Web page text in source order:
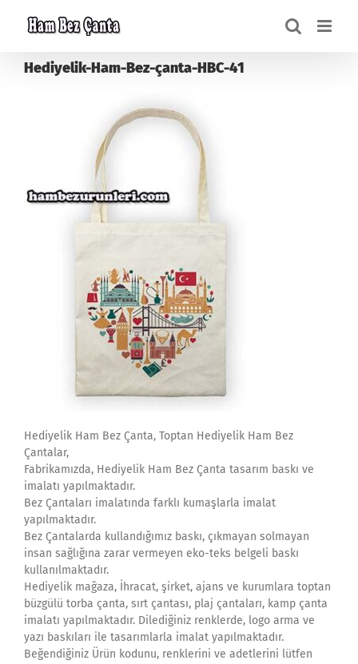
Hediyelik-Ham-Bez-çanta-HBC-41
Hediyelik Ham Bez Çanta, Toptan Hediyelik Ham Bez
Çantalar,
Fabrikamızda, Hediyelik Ham Bez Çanta tasarım baskı ve
imalatı yapılmaktadır.
Bez Çantaları imalatında farklı kumaşlarla imalat
yapılmaktadır.
Bez Çantalarda kullandığımız baskı, çıkmayan solmayan
insan sağlığına zarar vermeyen eko-teks belgeli baskı
kullanılmaktadır.
Hediyelik mağaza, İhracat, şirket, ajans ve kurumlara toptan
büzgülü torba çanta, sırt çantası, plaj çantaları, kamp çanta
imalatı yapılmaktadır. Dilediğiniz renklerde, logo arma ve
yazı baskıları ile tasarımlarla imalat yapılmaktadır.
Beğendiğiniz Ürün kodunu, renklerini ve adetlerini lütfen